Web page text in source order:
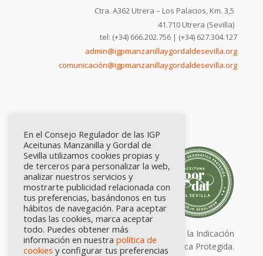
Ctra. A362 Utrera – Los Palacios, Km. 3,5
41.710 Utrera (Sevilla)
tel: (+34) 666.202.756 | (+34) 627.304.127
admin@igpmanzanillaygordaldesevilla.org
comunicación@igpmanzanillaygordaldesevilla.org
Calidad certificada por Origen. Sellos de la Indicación
Geográfica Protegida.
En el Consejo Regulador de las IGP
Aceitunas Manzanilla y Gordal de
Sevilla utilizamos cookies propias y
de terceros para personalizar la web,
analizar nuestros servicios y
mostrarte publicidad relacionada con
tus preferencias, basándonos en tus
hábitos de navegación. Para aceptar
todas las cookies, marca aceptar
todo. Puedes obtener más
información en nuestra política de
cookies y configurar tus preferencias